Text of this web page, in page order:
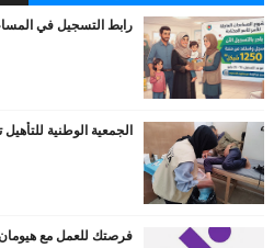
رابط التسجيل في المساعدة
الجمعية الوطنية
فرصتك للعمل مع هيومان